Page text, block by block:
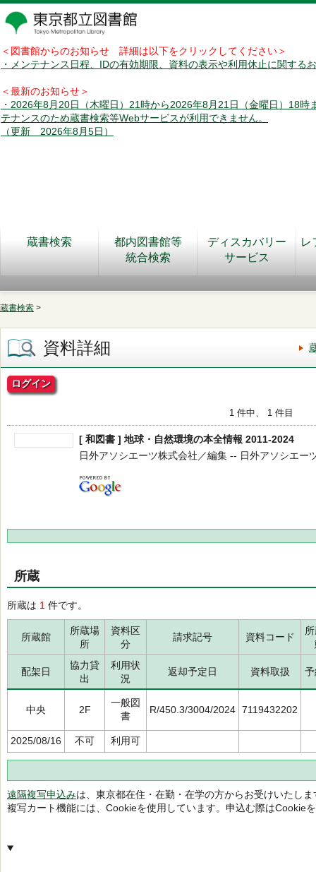
＜図書館からのお知らせ 詳細は以下をクリックしてください＞
・メンテナンス日程、IDの有効期限、資料の表示や利用休止に関する
＜最新のお知らせ＞
・2026年8月20日（木曜日）21時から2026年8月21日（金曜日）18時
テナンスのため蔵書検索等Webサービスが利用できません。
（更新 2026年8月5日）
蔵書検索
都内図書館等
統合検索
ディスカバリー
サービス
レ
蔵書検索 >
資料詳細
ログイン
1 件中、 1 件目
[ 和図書 ] 地球・自然環境の本全情報 2011-2024
日外アソシエーツ株式会社／編集 -- 日外アソシエー
所蔵
所蔵は 1 件です。
所蔵館
所蔵場
所
資料区
分
請求記号 資料コード
配架日
協力貸
出
利用状
況
返却予定日 資料取扱
中央 2F
一般図
書
R/450.3/3004/2024 7119432202
2025/08/16 不可 利用可
遠隔複写申込みは、東京都在住・在勤・在学の方からお受けいたしま
複写カート機能には、Cookieを使用しています。申込む際はCookie